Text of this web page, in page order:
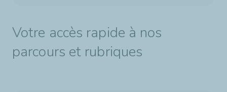
Votre accès rapide à nos
parcours et rubriques